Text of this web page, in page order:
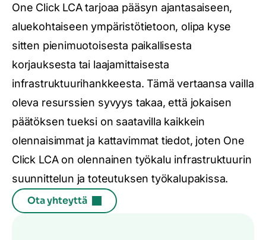
One Click LCA tarjoaa pääsyn ajantasaiseen,
aluekohtaiseen ympäristötietoon, olipa kyse
sitten pienimuotoisesta paikallisesta
korjauksesta tai laajamittaisesta
infrastruktuurihankkeesta. Tämä vertaansa vailla
oleva resurssien syvyys takaa, että jokaisen
päätöksen tueksi on saatavilla kaikkein
olennaisimmat ja kattavimmat tiedot, joten One
Click LCA on olennainen työkalu infrastruktuurin
suunnittelun ja toteutuksen työkalupakissa.
Ota yhteyttä